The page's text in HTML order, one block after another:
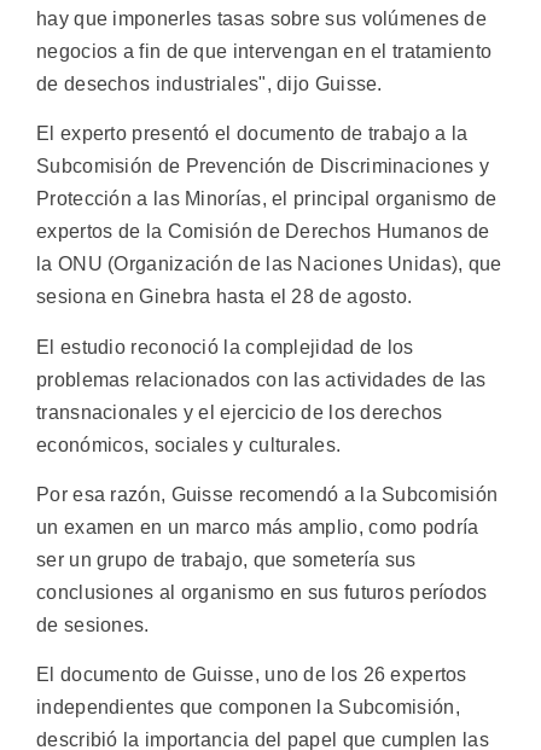
hay que imponerles tasas sobre sus volúmenes de
negocios a fin de que intervengan en el tratamiento
de desechos industriales", dijo Guisse.
El experto presentó el documento de trabajo a la
Subcomisión de Prevención de Discriminaciones y
Protección a las Minorías, el principal organismo de
expertos de la Comisión de Derechos Humanos de
la ONU (Organización de las Naciones Unidas), que
sesiona en Ginebra hasta el 28 de agosto.
El estudio reconoció la complejidad de los
problemas relacionados con las actividades de las
transnacionales y el ejercicio de los derechos
económicos, sociales y culturales.
Por esa razón, Guisse recomendó a la Subcomisión
un examen en un marco más amplio, como podría
ser un grupo de trabajo, que sometería sus
conclusiones al organismo en sus futuros períodos
de sesiones.
El documento de Guisse, uno de los 26 expertos
independientes que componen la Subcomisión,
describió la importancia del papel que cumplen las